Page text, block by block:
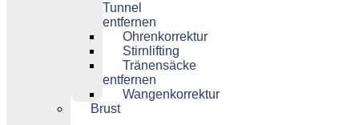
Tunnel
entfernen
Ohrenkorrektur
Stirnlifting
Tränensäcke
entfernen
Wangenkorrektur
Brust